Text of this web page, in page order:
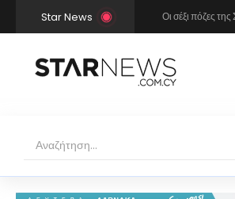
Star News